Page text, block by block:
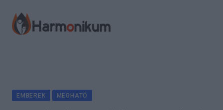
content
EMBEREK MEGHATÓ